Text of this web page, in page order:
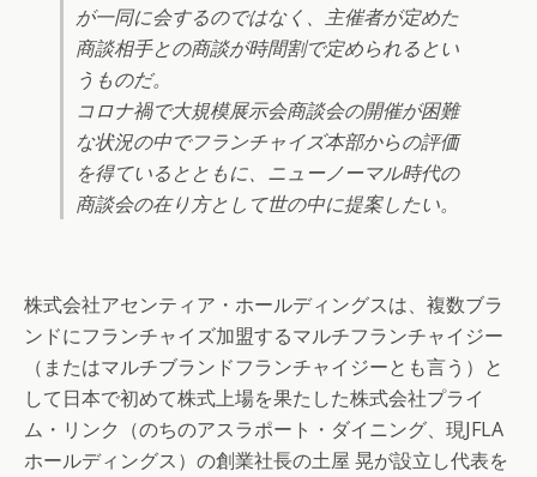
が一同に会するのではなく、主催者が定めた
商談相手との商談が時間割で定められるとい
うものだ。
コロナ禍で大規模展示会商談会の開催が困難
な状況の中でフランチャイズ本部からの評価
を得ているとともに、ニューノーマル時代の
商談会の在り方として世の中に提案したい。
株式会社アセンティア・ホールディングスは、複数ブラ
ンドにフランチャイズ加盟するマルチフランチャイジー
（またはマルチブランドフランチャイジーとも言う）と
して日本で初めて株式上場を果たした株式会社プライ
ム・リンク（のちのアスラポート・ダイニング、現JFLA
ホールディングス）の創業社長の土屋 晃が設立し代表を